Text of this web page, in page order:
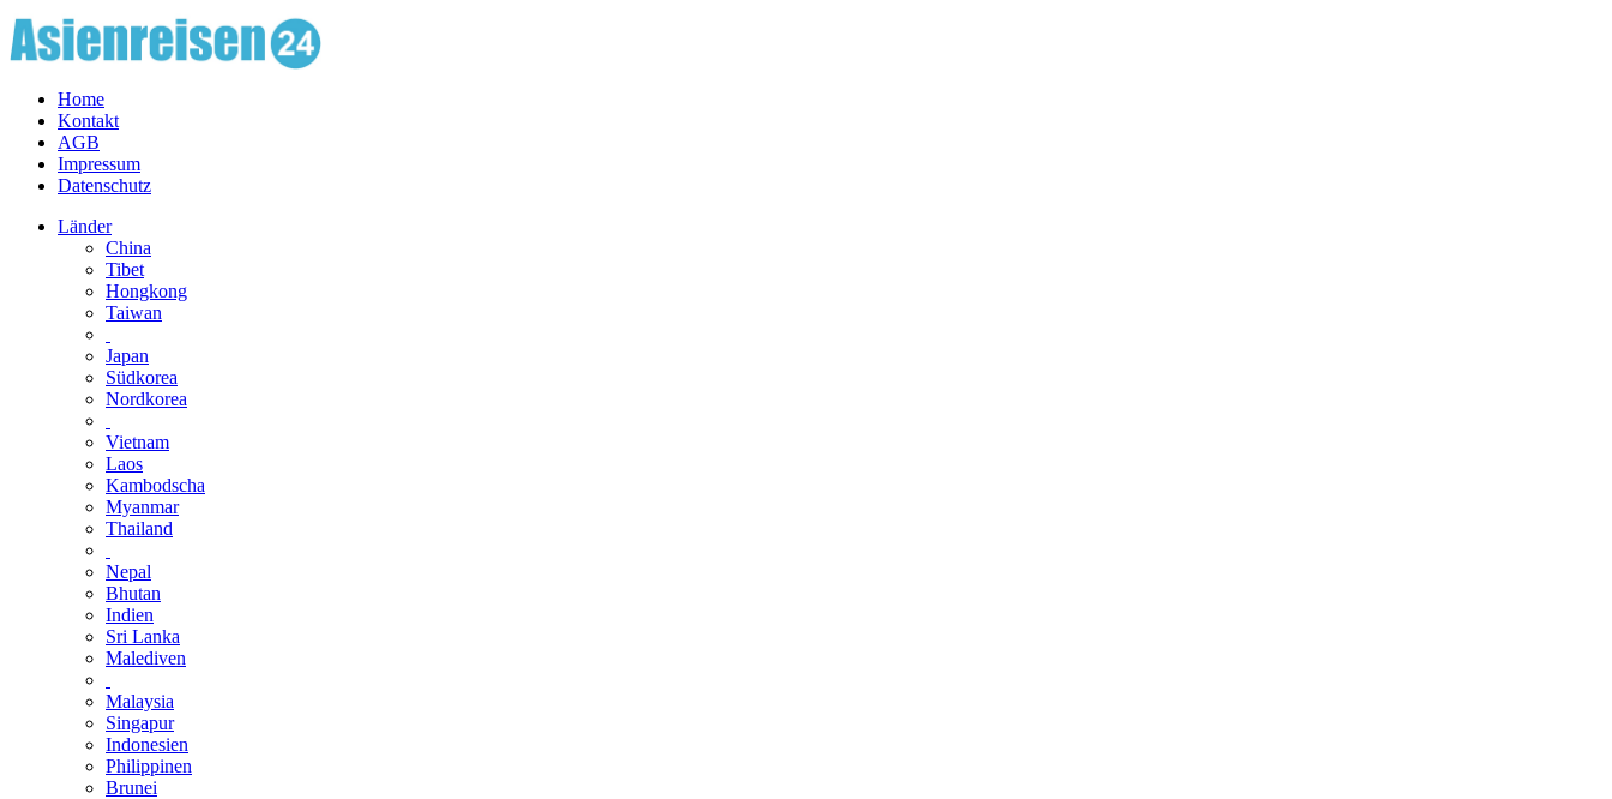
Home
Kontakt
AGB
Impressum
Datenschutz
Länder
China
Tibet
Hongkong
Taiwan
Japan
Südkorea
Nordkorea
Vietnam
Laos
Kambodscha
Myanmar
Thailand
Nepal
Bhutan
Indien
Sri Lanka
Malediven
Malaysia
Singapur
Indonesien
Philippinen
Brunei